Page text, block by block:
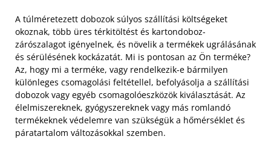
A túlméretezett dobozok súlyos szállítási költségeket
okoznak, több üres térkitöltést és kartondoboz-
zárószalagot igényelnek, és növelik a termékek ugrálásának
és sérülésének kockázatát. Mi is pontosan az Ön terméke?
Az, hogy mi a terméke, vagy rendelkezik-e bármilyen
különleges csomagolási feltétellel, befolyásolja a szállítási
dobozok vagy egyéb csomagolóeszközök kiválasztását. Az
élelmiszereknek, gyógyszereknek vagy más romlandó
termékeknek védelemre van szükségük a hőmérséklet és
páratartalom változásokkal szemben.